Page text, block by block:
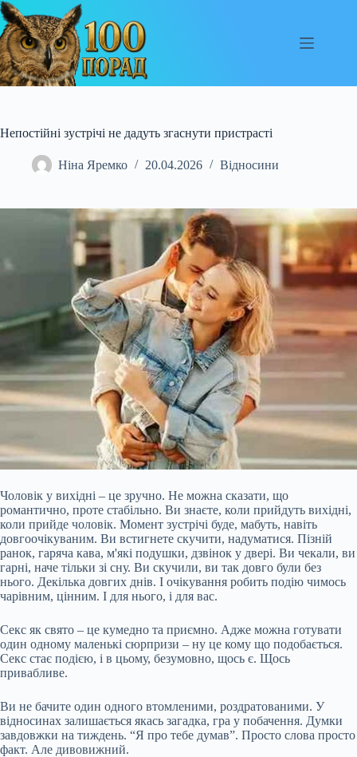
Перейти
до
вмісту
Непостійні зустрічі не дадуть згаснути пристрасті
Ніна Яремко 20.04.2026 Відносини
Чоловік у вихідні – це зручно. Не можна сказати, що
романтично, проте стабільно. Ви знаєте, коли прийдуть вихідні,
коли прийде чоловік. Момент зустрічі буде, мабуть, навіть
довгоочікуваним. Ви встигнете скучити, надуматися. Пізній
ранок, гаряча кава, м'які подушки, дзвінок у двері. Ви чекали, ви
гарні, наче тільки зі сну. Ви скучили, ви так довго були без
нього. Декілька довгих днів. І очікування робить подію чимось
чарівним, цінним. І для нього, і для вас.
Секс як свято – це кумедно та приємно. Адже можна готувати
один одному маленькі сюрпризи – ну це кому що подобається.
Секс стає подією, і в цьому, безумовно, щось є. Щось
привабливе.
Ви не бачите один одного втомленими, роздратованими. У
відносинах залишається якась загадка, гра у побачення. Думки
завдовжки на тиждень. “Я про тебе думав”. Просто слова просто
факт. Але дивовижний.